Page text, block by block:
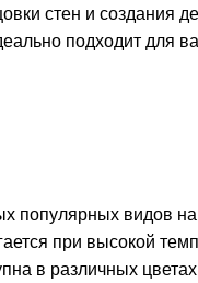
стен и создания
подходит для
популярных видов
при высокой
в различных